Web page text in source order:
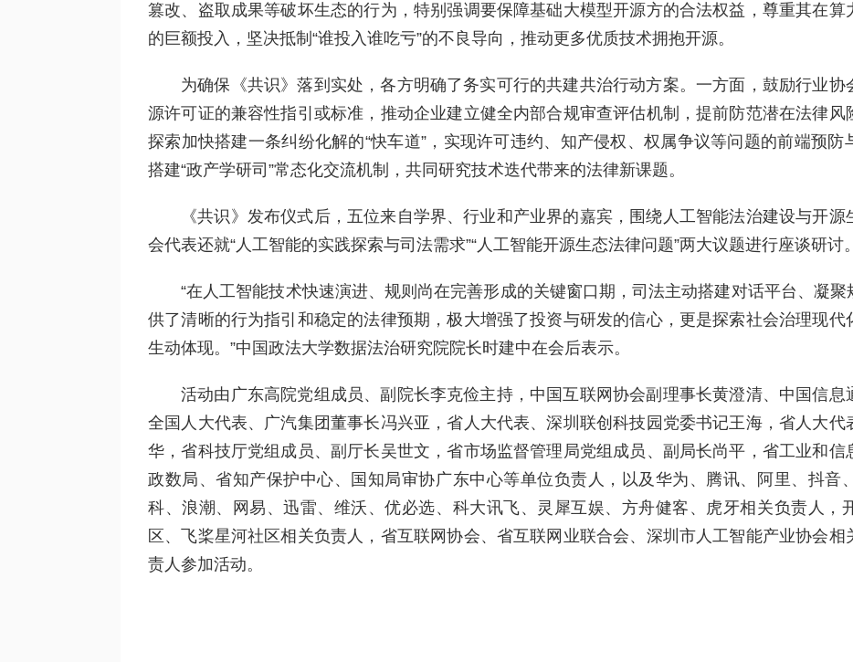
篡改、盗取成果等破坏生态的行为，特别强调要保障基础大模型开源方的合法权益，尊重其在算
的巨额投入，坚决抵制“谁投入谁吃亏”的不良导向，推动更多优质技术拥抱开源。
为确保《共识》落到实处，各方明确了务实可行的共建共治行动方案。一方面，鼓励行业
源许可证的兼容性指引或标准，推动企业建立健全内部合规审查评估机制，提前防范潜在法律风
探索加快搭建一条纠纷化解的“快车道”，实现许可违约、知产侵权、权属争议等问题的前端预
搭建“政产学研司”常态化交流机制，共同研究技术迭代带来的法律新课题。
《共识》发布仪式后，五位来自学界、行业和产业界的嘉宾，围绕人工智能法治建设与开
会代表还就“人工智能的实践探索与司法需求”“人工智能开源生态法律问题”两大议题进行座谈研讨。
“在人工智能技术快速演进、规则尚在完善形成的关键窗口期，司法主动搭建对话平台、凝
供了清晰的行为指引和稳定的法律预期，极大增强了投资与研发的信心，更是探索社会治理现代
生动体现。”中国政法大学数据法治研究院院长时建中在会后表示。
活动由广东高院党组成员、副院长李克俭主持，中国互联网协会副理事长黄澄清、中国信息
全国人大代表、广汽集团董事长冯兴亚，省人大代表、深圳联创科技园党委书记王海，省人大
华，省科技厅党组成员、副厅长吴世文，省市场监督管理局党组成员、副局长尚平，省工业和
政数局、省知产保护中心、国知局审协广东中心等单位负责人，以及华为、腾讯、阿里、抖音
科、浪潮、网易、迅雷、维沃、优必选、科大讯飞、灵犀互娱、方舟健客、虎牙相关负责人，
区、飞桨星河社区相关负责人，省互联网协会、省互联网业联合会、深圳市人工智能产业协会相
责人参加活动。